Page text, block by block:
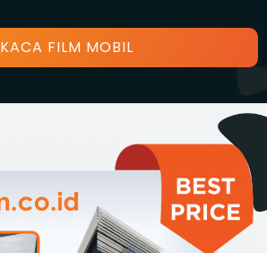
KACA FILM MOBIL